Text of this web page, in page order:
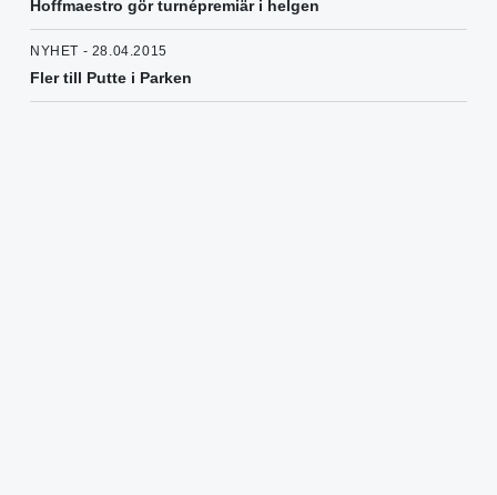
Hoffmaestro gör turnépremiär i helgen
NYHET - 28.04.2015
Fler till Putte i Parken